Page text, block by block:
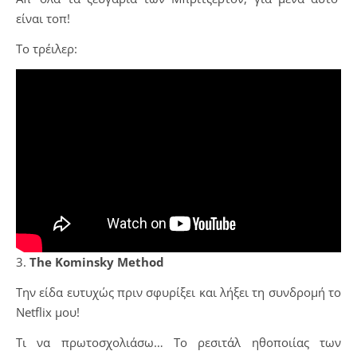
είναι τοπ!
Το τρέιλερ:
3. The Kominsky Method
Την είδα ευτυχώς πριν σφυρίξει και λήξει τη συνδρομή το
Netflix μου!
Τι να πρωτοσχολιάσω… Το ρεσιτάλ ηθοποιίας των